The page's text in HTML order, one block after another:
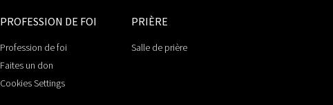
PROFESSION DE FOI
Profession de foi
Faites un don
Cookies Settings
PRIÈRE
Salle de prière